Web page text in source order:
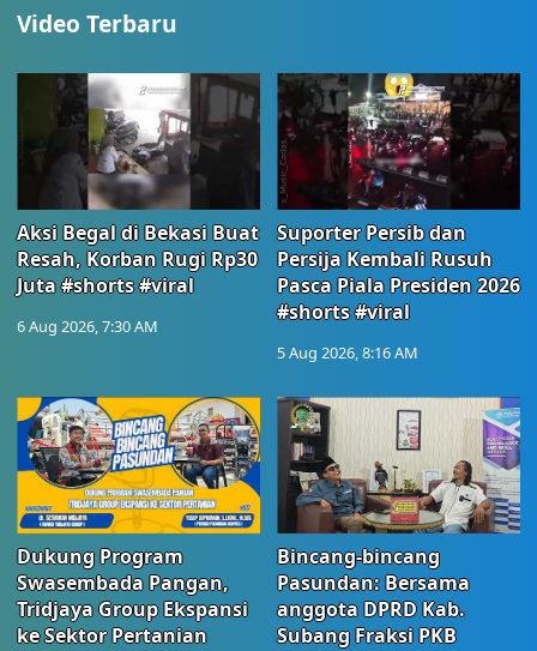
Video Terbaru
Aksi Begal di Bekasi Buat
Resah, Korban Rugi Rp30
Juta #shorts #viral
6 Aug 2026, 7:30 AM
Suporter Persib dan
Persija Kembali Rusuh
Pasca Piala Presiden 2026
#shorts #viral
5 Aug 2026, 8:16 AM
Dukung Program
Swasembada Pangan,
Tridjaya Group Ekspansi
ke Sektor Pertanian
Bincang-bincang
Pasundan: Bersama
anggota DPRD Kab.
Subang Fraksi PKB